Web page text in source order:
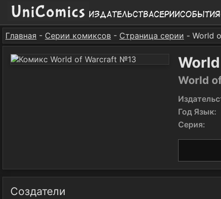
ИздательстваСерииСобытия
Главная - Серии комиксов - Страница серии - World
World
Год Язык:
Серия:
Создатели